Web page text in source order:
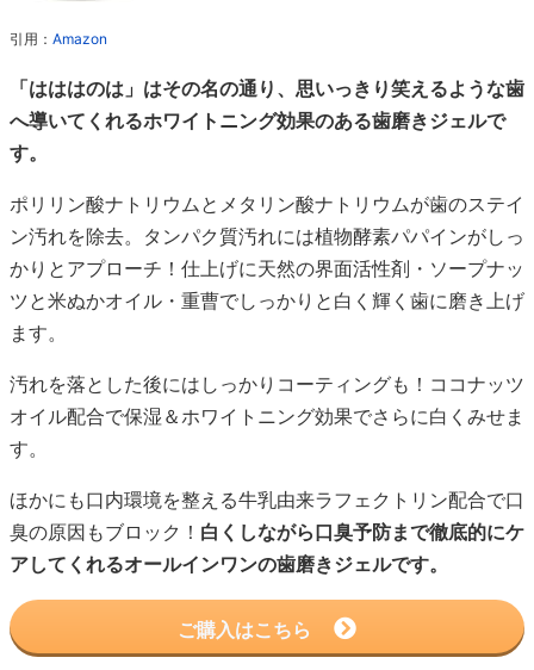
引用： Amazon
「はははのは」はその名の通り、思いっきり笑えるような歯
へ導いてくれるホワイトニング効果のある歯磨きジェルで
す。
ポリリン酸ナトリウムとメタリン酸ナトリウムが歯のステイ
ン汚れを除去。タンパク質汚れには植物酵素パパインがしっ
かりとアプローチ！仕上げに天然の界面活性剤・ソープナッ
ツと米ぬかオイル・重曹でしっかりと白く輝く歯に磨き上げ
ます。
汚れを落とした後にはしっかりコーティングも！ココナッツ
オイル配合で保湿＆ホワイトニング効果でさらに白くみせま
す。
ほかにも口内環境を整える牛乳由来ラフェクトリン配合で口
臭の原因もブロック！ 白くしながら口臭予防まで徹底的にケ
アしてくれるオールインワンの歯磨きジェルです。
ご購入はこちら